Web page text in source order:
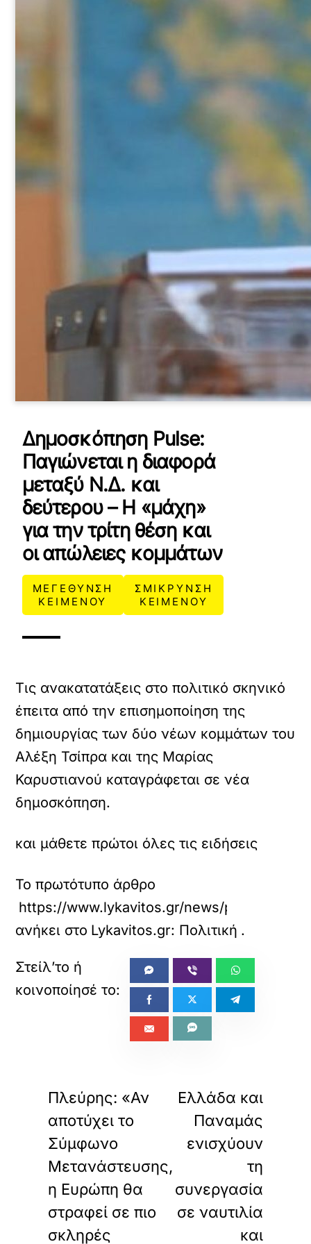
Δημοσκόπηση Pulse:
Παγιώνεται η διαφορά
μεταξύ Ν.Δ. και
δεύτερου – Η «μάχη»
για την τρίτη θέση και
οι απώλειες κομμάτων
ΜΕΓΕΘΥΝΣΗ
ΚΕΙΜΕΝΟΥ
ΣΜΙΚΡΥΝΣΗ
ΚΕΙΜΕΝΟΥ
Τις ανακατατάξεις στο πολιτικό σκηνικό
έπειτα από την επισημοποίηση της
δημιουργίας των δύο νέων κομμάτων του
Αλέξη Τσίπρα και της Μαρίας
Καρυστιανού καταγράφεται σε νέα
δημοσκόπηση.
και μάθετε πρώτοι όλες τις ειδήσεις
Το πρωτότυπο άρθρο
https://www.lykavitos.gr/news/politics/
ανήκει στο Lykavitos.gr: Πολιτική .
Πλεύρης: «Αν
αποτύχει το
Σύμφωνο
Μετανάστευσης,
η Ευρώπη θα
στραφεί σε πιο
σκληρές
Ελλάδα και
Παναμάς
ενισχύουν
τη
συνεργασία
σε ναυτιλία
και